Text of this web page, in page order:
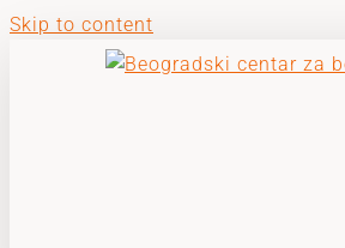
Skip to content